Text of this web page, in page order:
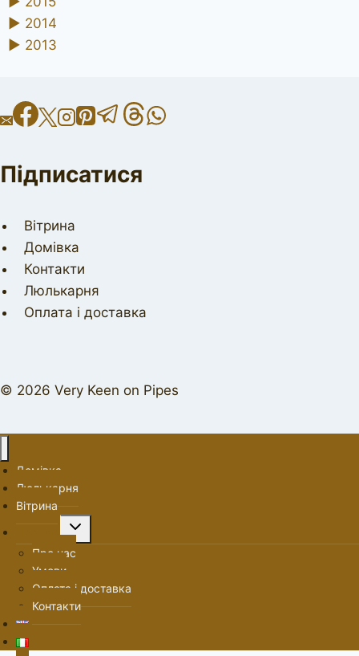
► 2014
► 2013
Підписатися
Вітрина
Домівка
Контакти
Люлькарня
Оплата і доставка
© 2026 Very Keen on Pipes
Домівка
Люлькарня
Вітрина
Перемкнути
меню
нащадка
Про нас
Умови
Оплата і доставка
Контакти